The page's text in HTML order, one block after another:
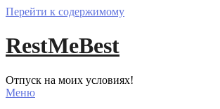
Перейти к содержимому
RestMeBest
Отпуск на моих условиях!
Меню